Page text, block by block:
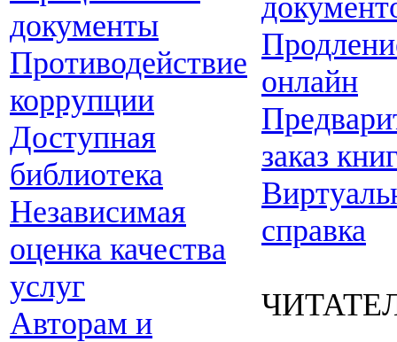
документы
Противодействие
коррупции
Доступная
библиотека
Независимая
оценка качества
услуг
Авторам и
онлайн
заказ
справка